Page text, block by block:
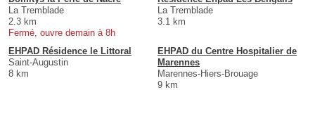
La Tremblade
2.3 km
Fermé, ouvre demain à 8h
La Tremblade
3.1 km
EHPAD Résidence le Littoral
Saint-Augustin
8 km
EHPAD du Centre Hospitalier de
Marennes
Marennes-Hiers-Brouage
9 km